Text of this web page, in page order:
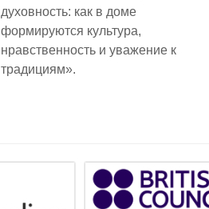
духовность: как в доме
формируются культура,
нравственность и уважение к
традициям».